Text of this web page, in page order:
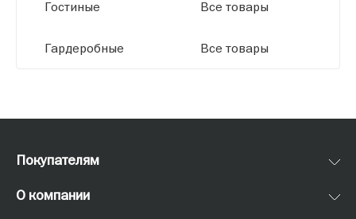
Гостиные
Гардеробные
Все товары
Все товары
Покупателям
О компании